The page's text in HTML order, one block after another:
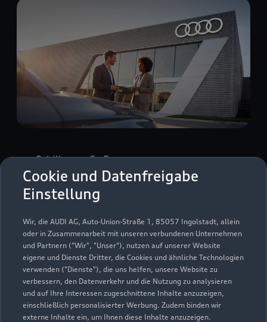
Cookie und Datenfreigabe
Einstellung
Wir, die AUDI AG, Auto-Union-Straße 1, 85057 Ingolstadt, allein
oder in Zusammenarbeit mit unseren verbundenen Unternehmen
und Partnern ("Wir", "Unser"), nutzen auf unserer Website
eigene und Dienste Dritter, die Cookies und ähnliche Technologien
verwenden ("Dienste"), die uns helfen, unsere Website zu
verbessern, den Datenverkehr und die Nutzung zu analysieren
und auf Ihre Interessen zugeschnittene Inhalte anzuzeigen,
einschließlich personalisierter Werbung. Zudem binden wir
externe Inhalte ein, um Ihnen diese Inhalte anzuzeigen.
Schillerstraße 5a
89077 Ulm
0731 15250
info@held-stroehle.de
Kontaktdaten herunterladen